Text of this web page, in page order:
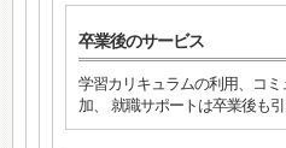
卒業後のサービス
学習カリキュラムの利用、コ
加、 就職サポートは卒業後も